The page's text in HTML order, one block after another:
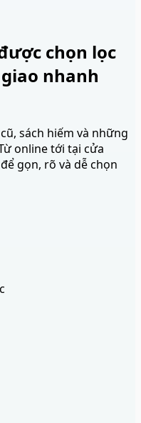
chọn lọc
nhanh
sách hiếm và những
online tới tại cửa
gọn, rõ và dễ chọn